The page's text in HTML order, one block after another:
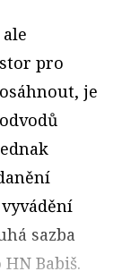
pro
je
sazba
Babiš.